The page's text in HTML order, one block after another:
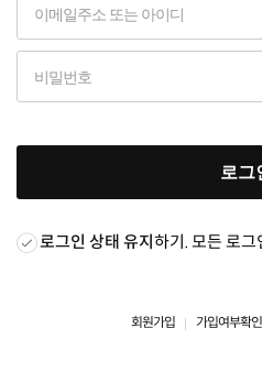
로그
로그인 상태 유지하기. 모든 로그
회원가입 가입여부확인